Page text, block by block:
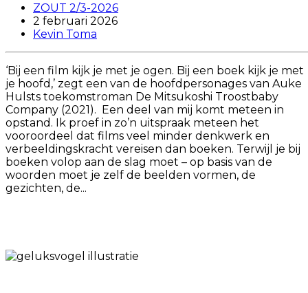
ZOUT 2/3-2026
2 februari 2026
Kevin Toma
‘Bij een film kijk je met je ogen. Bij een boek kijk je met
je hoofd,’ zegt een van de hoofdpersonages van Auke
Hulsts toekomstroman De Mitsukoshi Troostbaby
Company (2021). Een deel van mij komt meteen in
opstand. Ik proef in zo’n uitspraak meteen het
vooroordeel dat films veel minder denkwerk en
verbeeldingskracht vereisen dan boeken. Terwijl je bij
boeken volop aan de slag moet – op basis van de
woorden moet je zelf de beelden vormen, de
gezichten, de...